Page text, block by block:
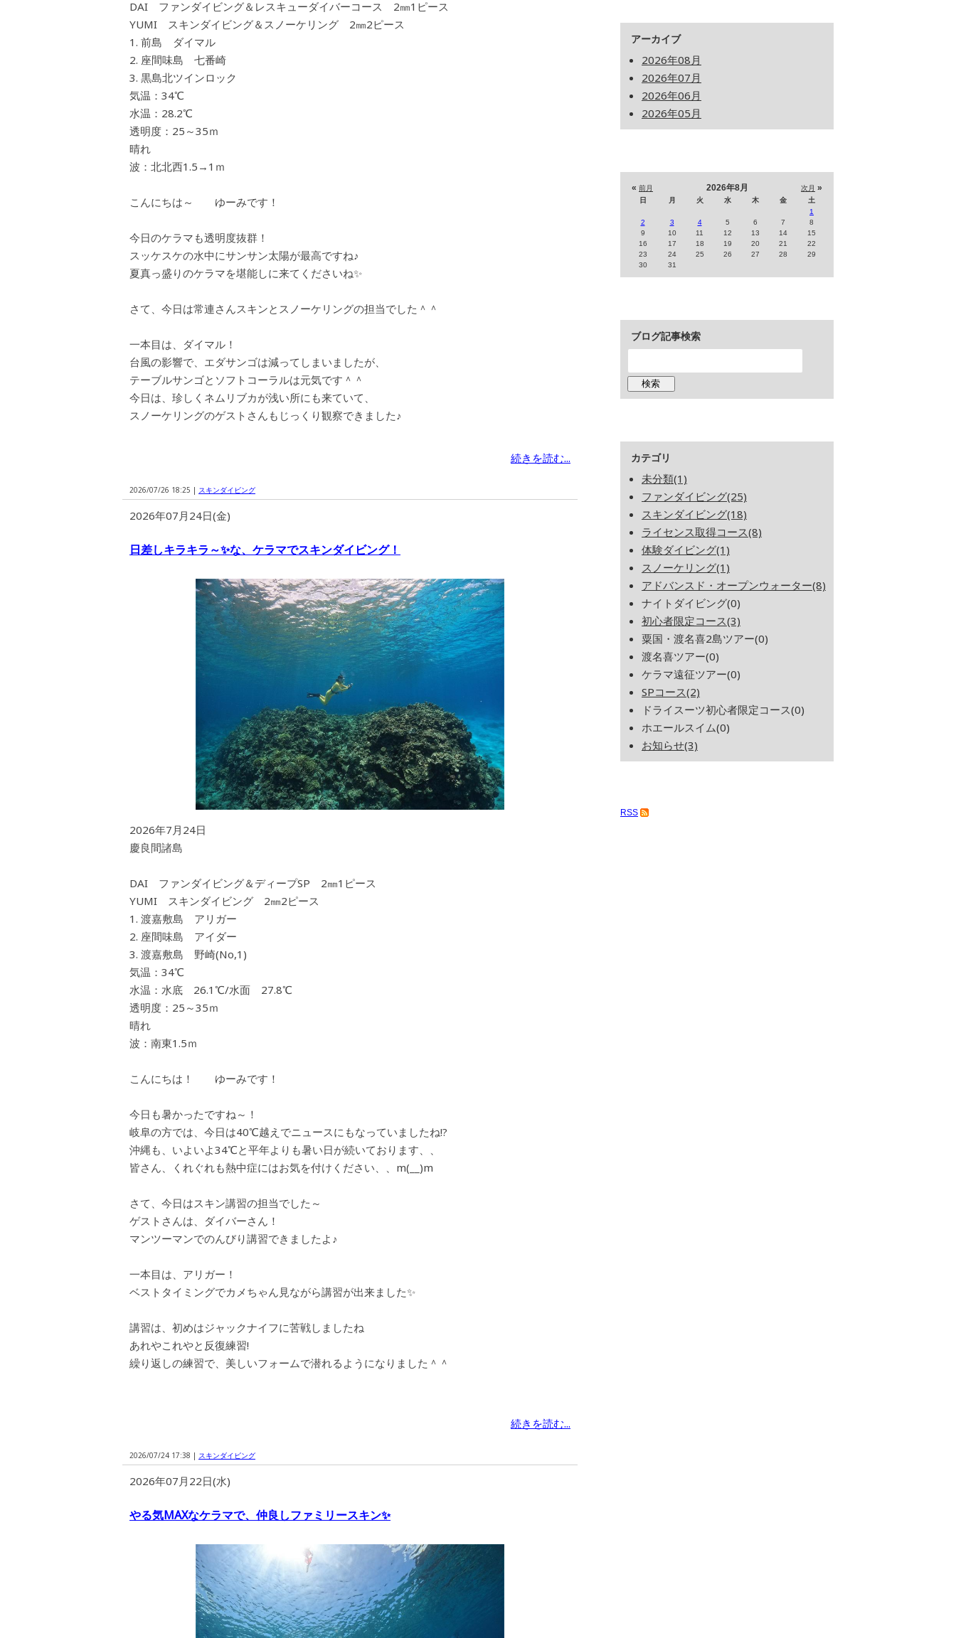
DAI ファンダイビング＆レスキューダイバーコース 2㎜1ピース
YUMI スキンダイビング＆スノーケリング 2㎜2ピース
前島 ダイマル
座間味島 七番崎
黒島北ツインロック
気温：34℃
水温：28.2℃
透明度：25～35ｍ
晴れ
波：北北西1.5→1ｍ
こんにちは～ ゆーみです！
今日のケラマも透明度抜群！
スッケスケの水中にサンサン太陽が最高ですね♪
夏真っ盛りのケラマを堪能しに来てくださいね✨
さて、今日は常連さんスキンとスノーケリングの担当でした＾＾
一本目は、ダイマル！
台風の影響で、エダサンゴは減ってしまいましたが、
テーブルサンゴとソフトコーラルは元気です＾＾
今日は、珍しくネムリブカが浅い所にも来ていて、
スノーケリングのゲストさんもじっくり観察できました♪
続きを読む...
2026/07/26 18:25 | スキンダイビング
2026年07月24日(金)
日差しキラキラ～✨な、ケラマでスキンダイビング！
2026年7月24日
慶良間諸島
DAI ファンダイビング＆ディープSP 2㎜1ピース
YUMI スキンダイビング 2㎜2ピース
渡嘉敷島 アリガー
座間味島 アイダー
渡嘉敷島 野崎(No,1)
気温：34℃
水温：水底 26.1℃/水面 27.8℃
透明度：25～35ｍ
晴れ
波：南東1.5ｍ
こんにちは！ ゆーみです！
今日も暑かったですね～！
岐阜の方では、今日は40℃越えでニュースにもなっていましたね!?
沖縄も、いよいよ34℃と平年よりも暑い日が続いております、、
皆さん、くれぐれも熱中症にはお気を付けください、、m(__)m
さて、今日はスキン講習の担当でした～
ゲストさんは、ダイバーさん！
マンツーマンでのんびり講習できましたよ♪
一本目は、アリガー！
ベストタイミングでカメちゃん見ながら講習が出来ました✨
講習は、初めはジャックナイフに苦戦しましたね
あれやこれやと反復練習!
繰り返しの練習で、美しいフォームで潜れるようになりました＾＾
続きを読む...
2026/07/24 17:38 | スキンダイビング
2026年07月22日(水)
やる気MAXなケラマで、仲良しファミリースキン✨
アーカイブ
2026年08月
2026年07月
2026年06月
2026年05月
« 前月 次月 »
2026年8月
日 月 火 水 木 金
土
1
2
3 4 5 6 7
8
9
10 11 12 13 14
15
16
17 18 19 20 21
22
23
24 25 26 27 28
29
30
31
ブログ記事検索
カテゴリ
未分類(1)
ファンダイビング(25)
スキンダイビング(18)
ライセンス取得コース(8)
体験ダイビング(1)
スノーケリング(1)
アドバンスド・オープンウォーター(8)
ナイトダイビング(0)
初心者限定コース(3)
粟国・渡名喜2島ツアー(0)
渡名喜ツアー(0)
ケラマ遠征ツアー(0)
SPコース(2)
ドライスーツ初心者限定コース(0)
ホエールスイム(0)
お知らせ(3)
RSS